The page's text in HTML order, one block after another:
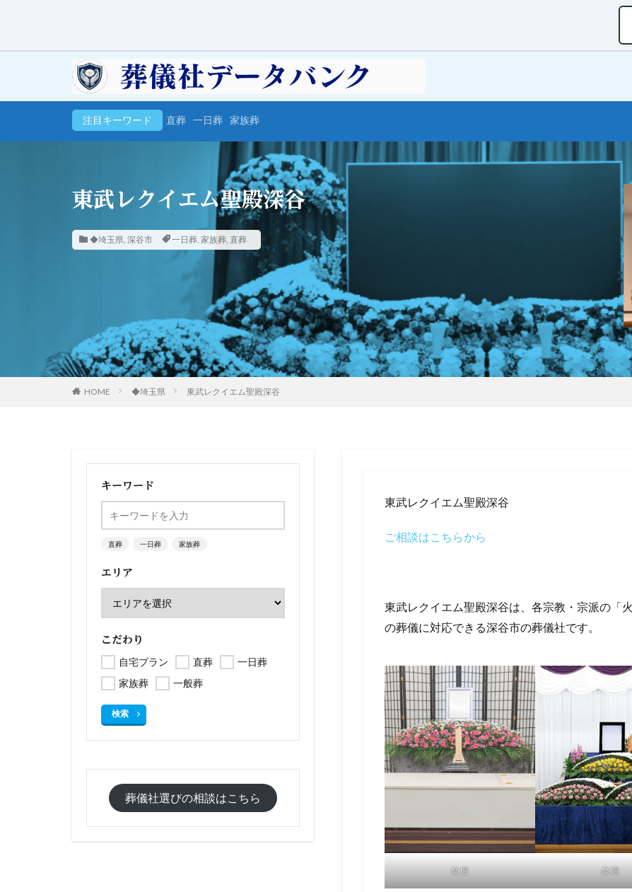
注目キーワード 直葬 一日葬 家族葬
東武レクイエム聖殿深谷
◆埼玉県, 深谷市 一日葬, 家族葬, 直葬
HOME ◆埼玉県 東武レクイエム聖殿深谷
東武レクイエム聖殿深谷
ご相談はこちらから
東武レクイエム聖殿深谷は、各宗教・宗派の「
の葬儀に対応できる深谷市の葬儀社です。
祭壇 祭壇
キーワード
直葬 一日葬 家族葬
エリア
こだわり
自宅プラン 直葬
一日葬
家族葬
一般葬
検索
葬儀社選びの相談はこちら